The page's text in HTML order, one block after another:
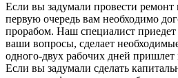
Если вы задумали провести ремонт
первую очередь вам необходимо
прорабом. Наш специалист приедет
ваши вопросы, сделает
одного-двух рабочих дней
Если вы задумали сделать